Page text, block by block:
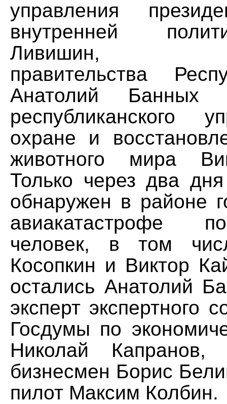
управления
внутренней
Ливишин,
правительства
Анатолий Банных
республиканского
охране и
животного мира
Только через два
обнаружен в районе
авиакатастрофе
человек, в том
Косопкин и Виктор
остались Анатолий
эксперт экспертного
Госдумы по
Николай Капранов,
бизнесмен Борис
пилот Максим Колбин.